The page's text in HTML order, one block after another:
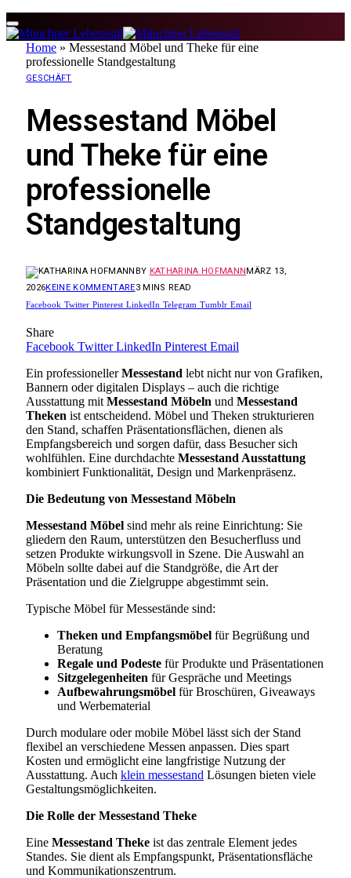
Home » Messestand Möbel und Theke für eine
professionelle Standgestaltung
GESCHÄFT
Messestand Möbel
und Theke für eine
professionelle
Standgestaltung
BY KATHARINA HOFMANNMÄRZ 13,
2026KEINE KOMMENTARE3 MINS READ
Facebook Twitter Pinterest LinkedIn Telegram Tumblr Email
Share
Facebook Twitter LinkedIn Pinterest Email
Ein professionellerMessestand lebt nicht nur von Grafiken,
Bannern oder digitalen Displays – auch die richtige
Ausstattung mit Messestand Möbeln und Messestand
Theken ist entscheidend. Möbel und Theken strukturieren
den Stand, schaffen Präsentationsflächen, dienen als
Empfangsbereich und sorgen dafür, dass Besucher sich
wohlfühlen. Eine durchdachte Messestand Ausstattung
kombiniert Funktionalität, Design und Markenpräsenz.
Die Bedeutung von Messestand Möbeln
Messestand Möbel sind mehr als reine Einrichtung: Sie
gliedern den Raum, unterstützen den Besucherfluss und
setzen Produkte wirkungsvoll in Szene. Die Auswahl an
Möbeln sollte dabei auf die Standgröße, die Art der
Präsentation und die Zielgruppe abgestimmt sein.
Typische Möbel für Messestände sind:
Theken und Empfangsmöbel für Begrüßung und
Beratung
Regale und Podeste für Produkte und Präsentationen
Sitzgelegenheiten für Gespräche und Meetings
Aufbewahrungsmöbel für Broschüren, Giveaways
und Werbematerial
Durch modulare oder mobile Möbel lässt sich der Stand
flexibel an verschiedene Messen anpassen. Dies spart
Kosten und ermöglicht eine langfristige Nutzung der
Ausstattung. Auch klein messestand Lösungen bieten viele
Gestaltungsmöglichkeiten.
Die Rolle der Messestand Theke
Eine Messestand Theke ist das zentrale Element jedes
Standes. Sie dient als Empfangspunkt, Präsentationsfläche
und Kommunikationszentrum.